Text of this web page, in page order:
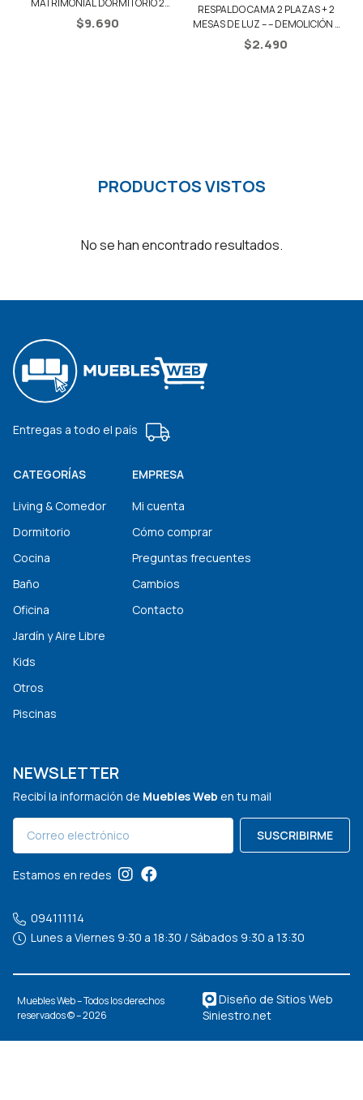
RESPALDO CAMA 2 PLAZAS + 2
MESAS DE LUZ – – DEMOLICIÓN /
RESPALDO CAMA 2 PLAZAS + 2
MESAS DE LUZ
$2.490
PRODUCTOS VISTOS
No se han encontrado resultados.
Entregas a todo el país
CATEGORÍAS
Living & Comedor
Dormitorio
Cocina
Baño
Oficina
Jardín y Aire Libre
Kids
Otros
Piscinas
EMPRESA
Mi cuenta
Cómo comprar
Preguntas frecuentes
Cambios
Contacto
NEWSLETTER
Recibí la información de Muebles Web en tu mail
SUSCRIBIRME
Estamos en redes
094111114
Lunes a Viernes 9:30 a 18:30 / Sábados 9:30 a 13:30
Muebles Web – Todos los derechos
reservados © – 2026
Diseño de Sitios Web
Siniestro.net